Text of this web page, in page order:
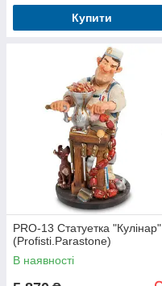
Купити
PRO-13 Статуетка "Кулінар"
(Profisti.Parastone)
В наявності